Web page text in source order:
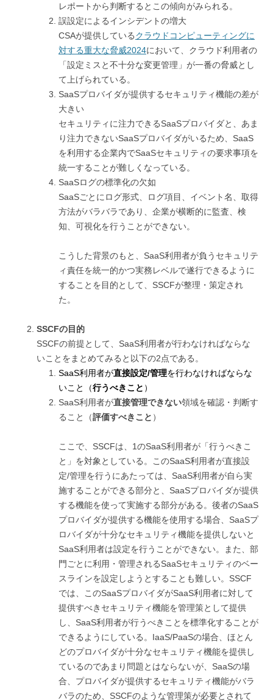
レポートから判断するとこの傾向がみられる。
誤設定によるインシデントの増大
CSAが提供しているクラウドコンピューティングに
対する重大な脅威2024において、クラウド利用者の
「設定ミスと不十分な変更管理」が一番の脅威とし
て上げられている。
SaaSプロバイダが提供するセキュリティ機能の差が
大きい
セキュリティに注力できるSaaSプロバイダと、あま
り注力できないSaaSプロバイダがいるため、SaaS
を利用する企業内でSaaSセキュリティの要求事項を
統一することが難しくなっている。
SaaSログの標準化の欠如
SaaSごとにログ形式、ログ項目、イベント名、取得
方法がバラバラであり、企業が横断的に監査、検
知、可視化を行うことができない。
こうした背景のもと、SaaS利用者が負うセキュリテ
ィ責任を統一的かつ実務レベルで遂行できるように
することを目的として、SSCFが整理・策定され
た。
SSCFの目的
SSCFの前提として、SaaS利用者が行わなければならな
いことをまとめてみると以下の2点である。
SaaS利用者が直接設定/管理を行わなければならな
いこと（行うべきこと ）
SaaS利用者が直接管理できない領域を確認・判断す
ること（評価すべきこと ）
ここで、SSCFは、1のSaaS利用者が「行うべきこ
と」を対象としている。このSaaS利用者が直接設
定/管理を行うにあたっては、SaaS利用者が自ら実
施することができる部分と、SaaSプロバイダが提供
する機能を使って実施する部分がある。後者のSaaS
プロバイダが提供する機能を使用する場合、SaaSプ
ロバイダが十分なセキュリティ機能を提供しないと
SaaS利用者は設定を行うことができない。また、部
門ごとに利用・管理されるSaaSセキュリティのベー
スラインを設定しようとすることも難しい。SSCF
では、このSaaSプロバイダがSaaS利用者に対して
提供すべきセキュリティ機能を管理策として提供
し、SaaS利用者が行うべきことを標準化することが
できるようにしている。IaaS/PaaSの場合、ほとん
どのプロバイダが十分なセキュリティ機能を提供し
ているのであまり問題とはならないが、SaaSの場
合、プロバイダが提供するセキュリティ機能がバラ
バラのため、SSCFのような管理策が必要とされて